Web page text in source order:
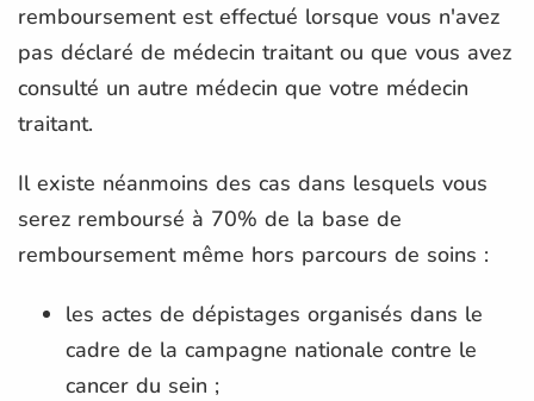
remboursement est effectué lorsque vous n'avez
pas déclaré de médecin traitant ou que vous avez
consulté un autre médecin que votre médecin
traitant.
Il existe néanmoins des cas dans lesquels vous
serez remboursé à 70% de la base de
remboursement même hors parcours de soins :
les actes de dépistages organisés dans le
cadre de la campagne nationale contre le
cancer du sein ;